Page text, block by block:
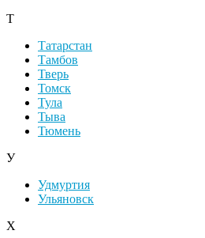
Т
Татарстан
Тамбов
Тверь
Томск
Тула
Тыва
Тюмень
У
Удмуртия
Ульяновск
Х